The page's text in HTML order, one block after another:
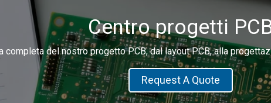
Centro progetti
completa del nostro progetto PCB, dal layout PCB, alla
Request A Quote